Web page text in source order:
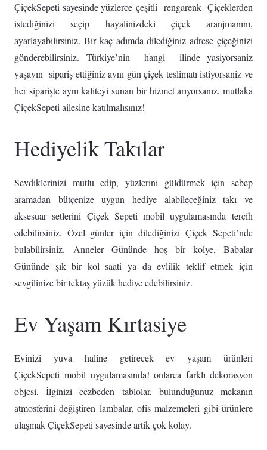
ÇiçekSepeti sayesinde yüzlerce çeşitli rengarenk Çiçeklerden
istediğinizi seçip hayalinizdeki çiçek aranjmanını,
ayarlayabilirsiniz. Bir kaç adımda dilediğiniz adrese çiçeğinizi
gönderebilirsiniz. Türkiye’nin hangi ilinde yasiyorsaniz
yaşayın sipariş ettiğiniz aynı gün çiçek teslimatı istiyorsaniz ve
her siparişte aynı kaliteyi sunan bir hizmet arıyorsanız, mutlaka
ÇiçekSepeti ailesine katılmalısınız!
Hediyelik Takılar
Sevdiklerinizi mutlu edip, yüzlerini güldürmek için sebep
aramadan bütçenize uygun hediye alabileceğiniz takı ve
aksesuar setlerini Çiçek Sepeti mobil uygulamasında tercih
edebilirsiniz. Özel günler için dilediğinizi Çiçek Sepeti’nde
bulabilirsiniz. Anneler Gününde hoş bir kolye, Babalar
Gününde şık bir kol saati ya da evlilik teklif etmek için
sevgilinize bir tektaş yüzük hediye edebilirsiniz.
Ev Yaşam Kırtasiye
Evinizi yuva haline getirecek ev yaşam ürünleri
ÇiçekSepeti mobil uygulamasında! onlarca farklı dekorasyon
objesi, İlginizi cezbeden tablolar, bulunduğunuz mekanın
atmosferini değiştiren lambalar, ofis malzemeleri gibi ürünlere
ulaşmak ÇiçekSepeti sayesinde artik çok kolay.